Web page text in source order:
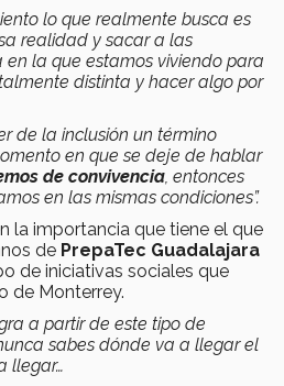
lo que realmente busca es
realidad y sacar a las
en la que estamos viviendo para
distinta y hacer algo por
de la inclusión un término
en que se deje de hablar
de convivencia, entonces
en las mismas condiciones”.
la importancia que tiene el que
de PrepaTec Guadalajara
de iniciativas sociales que
de Monterrey.
a partir de este tipo de
sabes dónde va a llegar el
llegar…